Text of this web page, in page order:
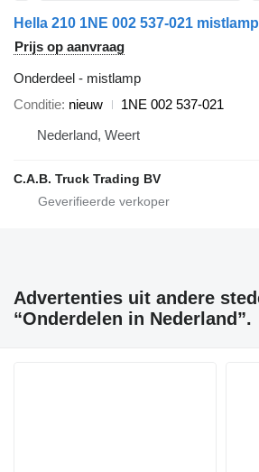
Hella 210 1NE 002 537-021
Prijs op aanvraag
Onderdeel - mistlamp
Conditie nieuw
1NE 002 537-021
Nederland, Weert
C.A.B. Truck Trading BV
Advertenties uit andere
“Onderdelen in Nederland”.